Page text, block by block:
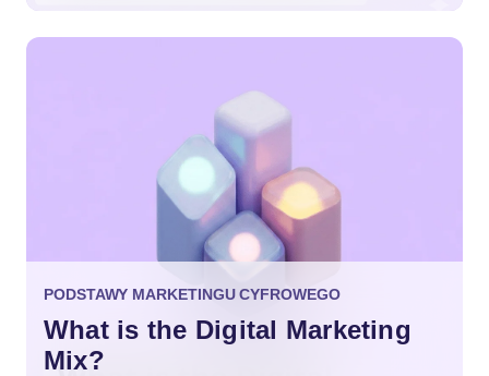
PODSTAWY MARKETINGU CYFROWEGO
What is the Digital Marketing
Mix?